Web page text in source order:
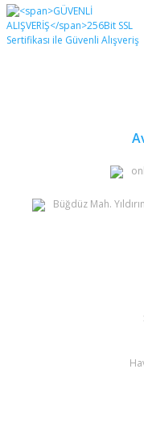
Ürün resmi
Ürün
Büğdüz Mah.